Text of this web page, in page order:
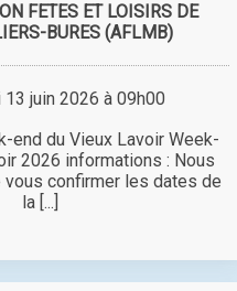
FETES ET LOISIRS DE
BURES (AFLMB)
juin 2026 à 09h00
end du Vieux Lavoir Week-
2026 informations : Nous
confirmer les dates de
la [...]